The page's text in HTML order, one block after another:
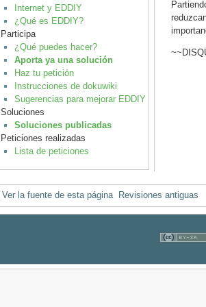
Internet y EDDIY
¿Qué es EDDIY?
Participa
¿Qué puedes hacer?
Aporta ya una solución
Haz tu petición
Instrucciones de dokuwiki
Sugerencias para mejorar EDDIY
Soluciones
Soluciones publicadas
Peticiones realizadas
Lista de peticiones
Ver la fuente de esta página Revisiones antiguas